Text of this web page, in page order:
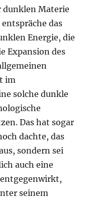
dunklen Materie
das
Energie, die
Expansion des
im
solche dunkle
Das hat sogar
dachte, das
sondern sei
auch eine
seinem